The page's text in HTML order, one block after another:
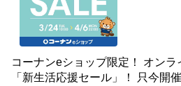
コーナンeショップ限定！ オン
「新生活応援セール」！ 只今開催中です！ インテリア・